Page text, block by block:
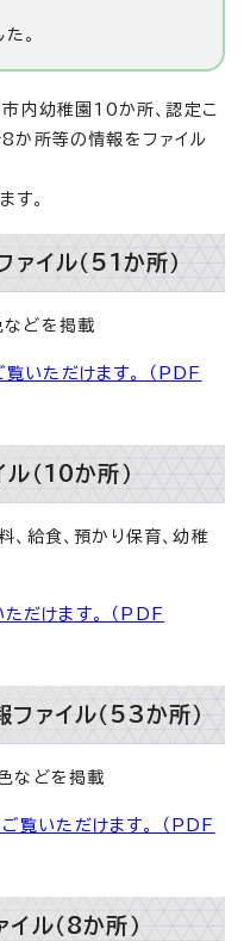
。
内幼稚園10か所、認定こ
か所等の情報をファイル
す。
ァイル（51か所）
などを掲載
覧いただけます。 （PDF
（10か所）
、給食、預かり保育、幼稚
だけます。 （PDF
ァイル（53か所）
などを掲載
覧いただけます。 （PDF
ル（8か所）